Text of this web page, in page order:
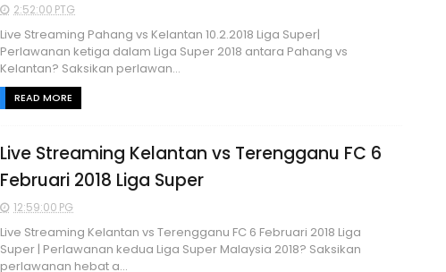
2:52:00 PTG
Live Streaming Pahang vs Kelantan 10.2.2018 Liga Super|
Perlawanan ketiga dalam Liga Super 2018 antara Pahang vs
Kelantan? Saksikan perlawan...
READ MORE
Live Streaming Kelantan vs Terengganu FC 6
Februari 2018 Liga Super
12:59:00 PG
Live Streaming Kelantan vs Terengganu FC 6 Februari 2018 Liga
Super | Perlawanan kedua Liga Super Malaysia 2018? Saksikan
perlawanan hebat a...